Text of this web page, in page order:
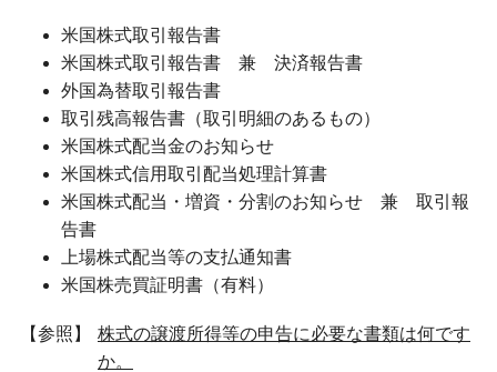
米国株式取引報告書
米国株式取引報告書 兼 決済報告書
外国為替取引報告書
取引残高報告書（取引明細のあるもの）
米国株式配当金のお知らせ
米国株式信用取引配当処理計算書
米国株式配当・増資・分割のお知らせ 兼 取引報
告書
上場株式配当等の支払通知書
米国株売買証明書（有料）
【参照】
株式の譲渡所得等の申告に必要な書類は何です
か。